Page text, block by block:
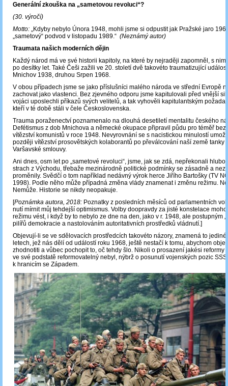
Generální zkouška na „sametovou revoluci“?
(30. výročí)
Motto: „Kdyby nebylo Února 1948, mohli jsme si odpustit jak Pražské jaro
„sametový“ podvod v listopadu 1989.“ (Neznámý autor)
Traumata našich moderních dějin
Každý národ má ve své historii kapitoly, na které by nejraději zapomněl, s
po desítky let. Také Češi zažili ve 20. století dvě takovéto traumatizující
Mnichov 1938, druhou Srpen 1968.
V obou případech jsme se jako příslušníci malého národa ve střední Evropě
zachovat jako vlastenci. Bez zjevného odporu jsme kapitulovali před vnější
vojáci uposlechli příkazů svých velitelů, a tak vyhověli kapitulantským
kteří v té době stáli v čele Československa.
Trauma poraženectví poznamenalo na dlouhá desetiletí mentalitu českého
Defétismus z dob Mnichova a německé okupace připravil půdu pro téměř
vítězství komunistů v roce 1948. Nevyrovnání se s nacistickou minulostí
později vítězství prosovětských kolaborantů po převálcování naší země tanky
Varšavské smlouvy.
Ani dnes, osm let po „sametové revoluci“, jsme, jak se zdá, nepřekonali
strach z Východu, třebaže mezinárodně politické podmínky se zásadně a
proměnily. Svědčí o tom například nedávný výrok herce Jiřího Bartošky (TV
1998). Podle něho může případná změna vlády znamenat i změnu režimu.
Nemůže. Historie se nikdy neopakuje.
[Poznámka autora, 2018: Poznatky z posledních měsíců od parlamentních
nutí mírnit můj tehdejší optimismus. Volby doopravdy za jisté konstelace
režimu vést, i když by to nebylo ze dne na den, jako v r. 1948, ale postupným
pilířů demokracie a nastolováním autoritativních prostředků vládnutí.]
Objevují-li se ve sdělovacích prostředcích takovéto názory, znamená to
letech, jež nás dělí od událostí roku 1968, ještě nestačí k tomu, abychom
zhodnotiti a vůbec pochopit to, oč tehdy šlo. Nikoli o prosazení jakési reformy
ve své podstatě reformovatelný nebyl, nýbrž o posunutí vojenských pozic
k hranicím se Západem.